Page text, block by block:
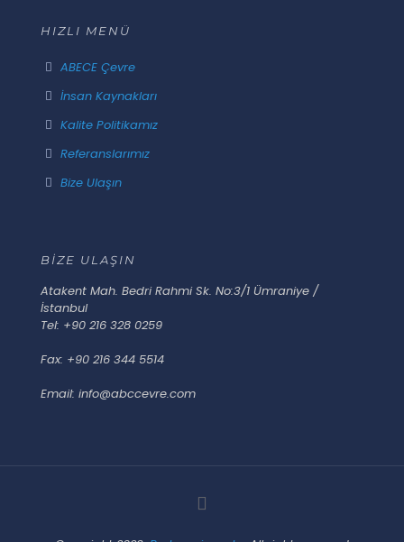
HIZLI MENÜ
ABECE Çevre
İnsan Kaynakları
Kalite Politikamız
Referanslarımız
Bize Ulaşın
BİZE ULAŞIN
Atakent Mah. Bedri Rahmi Sk. No:3/1 Ümraniye /
İstanbul
Tel: +90 216 328 0259
Fax: +90 216 344 5514
Email: info@abccevre.com